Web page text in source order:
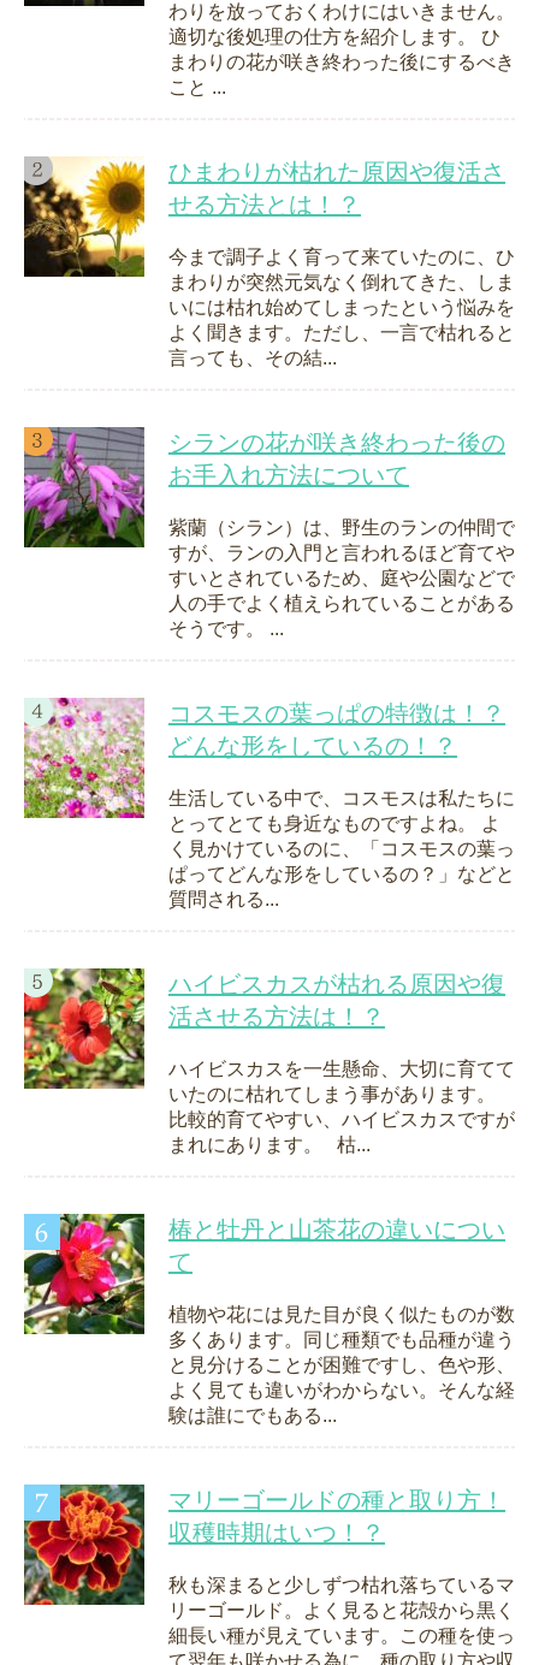
わりを放っておくわけにはいきません。
適切な後処理の仕方を紹介します。 ひ
まわりの花が咲き終わった後にするべき
こと ...
ひまわりが枯れた原因や復活さ
せる方法とは！？
今まで調子よく育って来ていたのに、ひ
まわりが突然元気なく倒れてきた、しま
いには枯れ始めてしまったという悩みを
よく聞きます。ただし、一言で枯れると
言っても、その結...
シランの花が咲き終わった後の
お手入れ方法について
紫蘭（シラン）は、野生のランの仲間で
すが、ランの入門と言われるほど育てや
すいとされているため、庭や公園などで
人の手でよく植えられていることがある
そうです。 ...
コスモスの葉っぱの特徴は！？
どんな形をしているの！？
生活している中で、コスモスは私たちに
とってとても身近なものですよね。 よ
く見かけているのに、「コスモスの葉っ
ぱってどんな形をしているの？」などと
質問される...
ハイビスカスが枯れる原因や復
活させる方法は！？
ハイビスカスを一生懸命、大切に育てて
いたのに枯れてしまう事があります。
比較的育てやすい、ハイビスカスですが
まれにあります。 枯...
椿と牡丹と山茶花の違いについ
て
植物や花には見た目が良く似たものが数
多くあります。同じ種類でも品種が違う
と見分けることが困難ですし、色や形、
よく見ても違いがわからない。そんな経
験は誰にでもある...
マリーゴールドの種と取り方！
収穫時期はいつ！？
秋も深まると少しずつ枯れ落ちているマ
リーゴールド。よく見ると花殻から黒く
細長い種が見えています。この種を使っ